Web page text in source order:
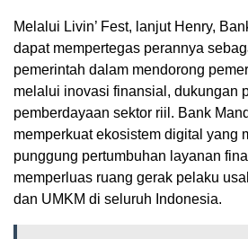
Melalui Livin’ Fest, lanjut Henry,
dapat mempertegas perannya
pemerintah dalam mendorong
melalui inovasi finansial, dukungan
pemberdayaan sektor riil. Bank
memperkuat ekosistem digital yang
punggung pertumbuhan layanan
memperluas ruang gerak pelaku
dan UMKM di seluruh Indonesia.